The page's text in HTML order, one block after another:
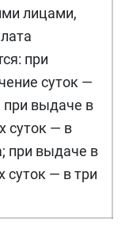
лицами,
при
суток —
при выдаче в
суток — в
при выдаче в
суток — в три